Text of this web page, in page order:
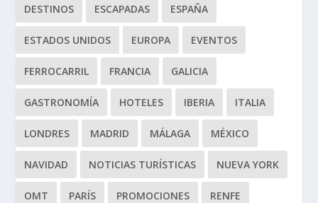
DESTINOS ESCAPADAS ESPAÑA
ESTADOS UNIDOS EUROPA EVENTOS
FERROCARRIL FRANCIA GALICIA
GASTRONOMÍA HOTELES IBERIA ITALIA
LONDRES MADRID MÁLAGA MÉXICO
NAVIDAD NOTICIAS TURÍSTICAS NUEVA YORK
OMT PARÍS PROMOCIONES RENFE